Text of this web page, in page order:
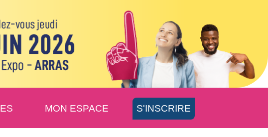
MON ESPACE S'INSCRIRE